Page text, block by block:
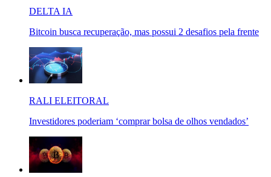
DELTA IA
Bitcoin busca recuperação, mas possui 2 desafios pela frente
RALI ELEITORAL
Investidores poderiam ‘comprar bolsa de olhos vendados’